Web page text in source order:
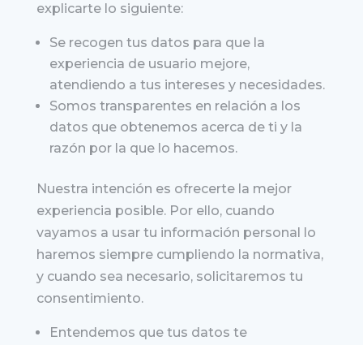
explicarte lo siguiente:
Se recogen tus datos para que la
experiencia de usuario mejore,
atendiendo a tus intereses y necesidades.
Somos transparentes en relación a los
datos que obtenemos acerca de ti y la
razón por la que lo hacemos.
Nuestra intención es ofrecerte la mejor
experiencia posible. Por ello, cuando
vayamos a usar tu información personal lo
haremos siempre cumpliendo la normativa,
y cuando sea necesario, solicitaremos tu
consentimiento.
Entendemos que tus datos te